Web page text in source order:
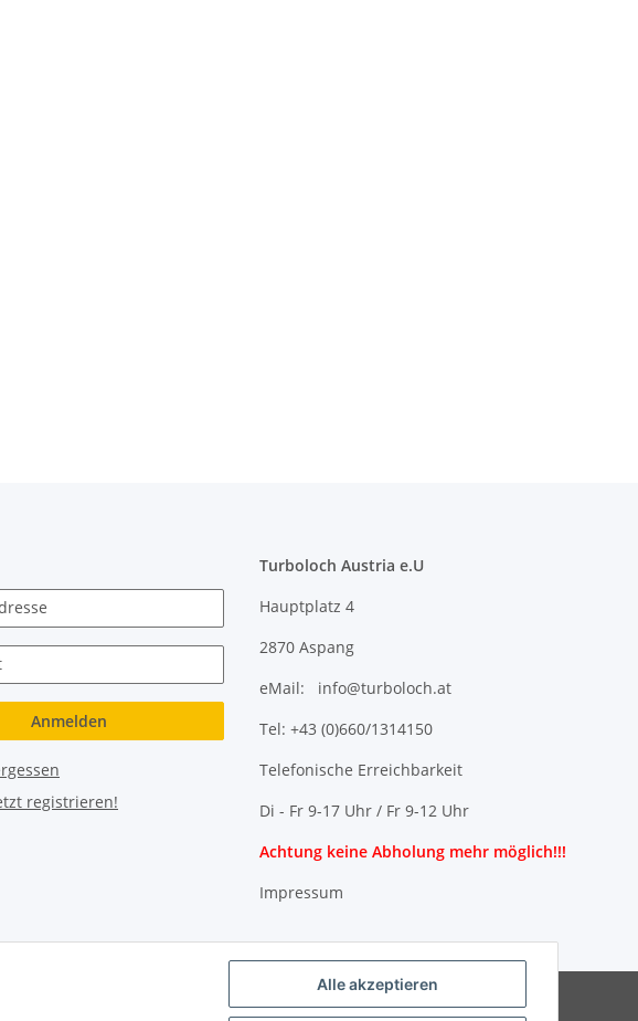
Anmelden
registrieren!
Turboloch Austria e.U
Hauptplatz 4
2870 Aspang
eMail: info@turboloch.at
Tel: +43 (0)660/1314150
Telefonische Erreichbarkeit
Di - Fr 9-17 Uhr / Fr 9-12 Uhr
Achtung keine Abholung mehr möglich!!!
Impressum
Alle akzeptieren